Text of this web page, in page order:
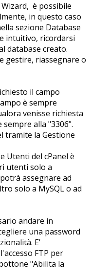
è possibile
in questo caso
sezione Database
intuitivo, ricordarsi
database creato.
gestire, riassegnare o
il campo
è sempre
venisse richiesta
alla "3306".
tramite la Gestione
Utenti del cPanel è
utenti solo a
assegnare ad
solo a MySQL o ad
andare in
una password
E'
FTP per
"Abilita la